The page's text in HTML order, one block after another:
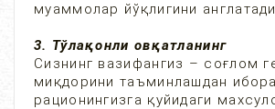
муаммолар йўқлигини
3. Тўлақонли овқатланинг
Сизнинг вазифангиз – соғлом
миқдорини таъминлашдан
рационингизга қуйидаги